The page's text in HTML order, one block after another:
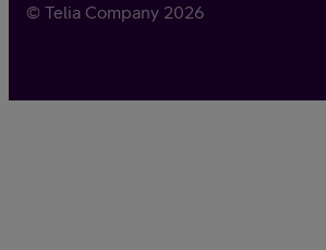
© Telia Company 2026